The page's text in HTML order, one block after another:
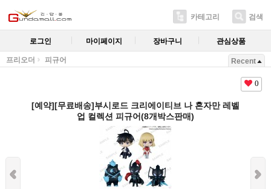
카테고리 검색
로그인 마이페이지 장바구니 관심상품
프리오더 피규어 Recent
0
[예약][무료배송]부시로드 크리에이티브 나 혼자만 레벨
업 컬렉션 피규어(8개박스판매)